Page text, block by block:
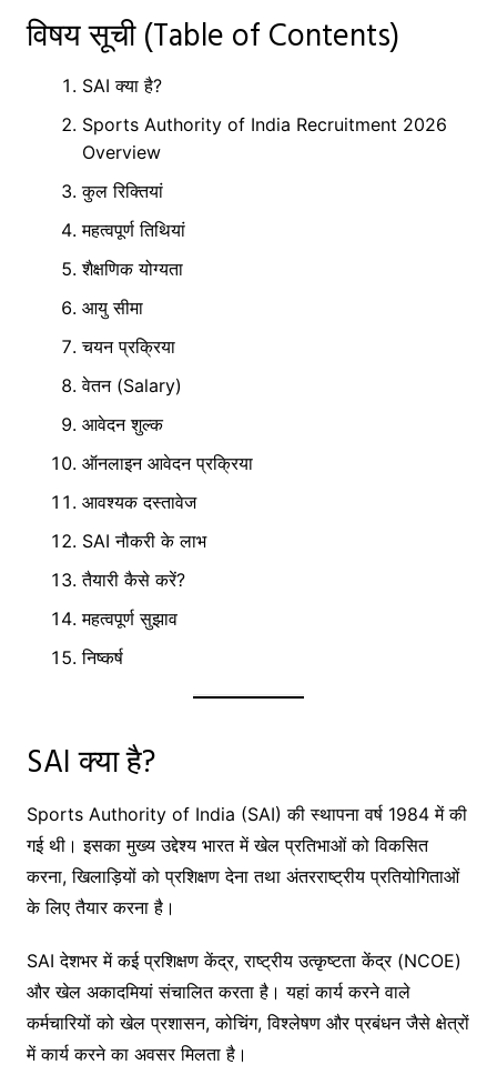
विषय सूची (Table of Contents)
SAI क्या है?
Sports Authority of India Recruitment 2026
Overview
कुल रिक्तियां
महत्वपूर्ण तिथियां
शैक्षणिक योग्यता
आयु सीमा
चयन प्रक्रिया
वेतन (Salary)
आवेदन शुल्क
ऑनलाइन आवेदन प्रक्रिया
आवश्यक दस्तावेज
SAI नौकरी के लाभ
तैयारी कैसे करें?
महत्वपूर्ण सुझाव
निष्कर्ष
SAI क्या है?
Sports Authority of India (SAI) की स्थापना वर्ष 1984 में की
गई थी। इसका मुख्य उद्देश्य भारत में खेल प्रतिभाओं को विकसित
करना, खिलाड़ियों को प्रशिक्षण देना तथा अंतरराष्ट्रीय प्रतियोगिताओं
के लिए तैयार करना है।
SAI देशभर में कई प्रशिक्षण केंद्र, राष्ट्रीय उत्कृष्टता केंद्र (NCOE)
और खेल अकादमियां संचालित करता है। यहां कार्य करने वाले
कर्मचारियों को खेल प्रशासन, कोचिंग, विश्लेषण और प्रबंधन जैसे क्षेत्रों
में कार्य करने का अवसर मिलता है।